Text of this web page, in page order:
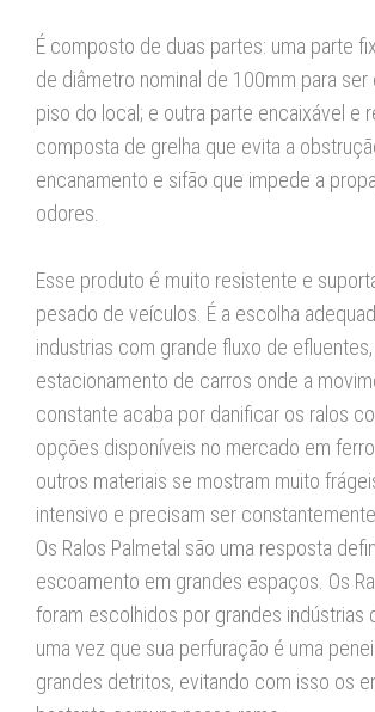
É composto de duas partes: uma parte
de diâmetro nominal de 100mm para ser
piso do local; e outra parte encaixável e
composta de grelha que evita a
encanamento e sifão que impede a
odores.
Esse produto é muito resistente e
pesado de veículos. É a escolha
industrias com grande fluxo de
estacionamento de carros onde a
constante acaba por danificar os ralos
opções disponíveis no mercado em
outros materiais se mostram muito
intensivo e precisam ser
Os Ralos Palmetal são uma resposta
escoamento em grandes espaços. Os
foram escolhidos por grandes indústrias
uma vez que sua perfuração é uma
grandes detritos, evitando com isso os